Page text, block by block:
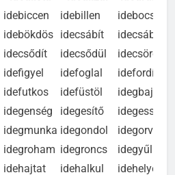
idealista idealizál
ideáramol
idebiccen idebillen
idebocsát
idebökdös idecsábít
idecsábul
idecsődít idecsődül
idecsörög
idefigyel idefoglal
idefordít
idefutkos idefüstöl
idegbajos
idegenség idegesítő
idegesség
idegmunka idegondol
idegorvos
idegroham idegroncs
idegyűlik